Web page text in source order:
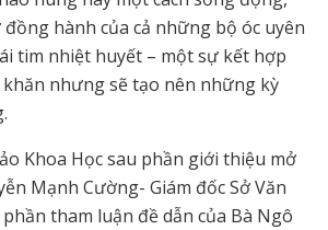
hành của cả những bộ óc uyên
tim nhiệt huyết – một sự kết hợp
nhưng sẽ tạo nên những kỳ
Khoa Học sau phần giới thiệu mở
Mạnh Cường- Giám đốc Sở Văn
tham luận đề dẫn của Bà Ngô